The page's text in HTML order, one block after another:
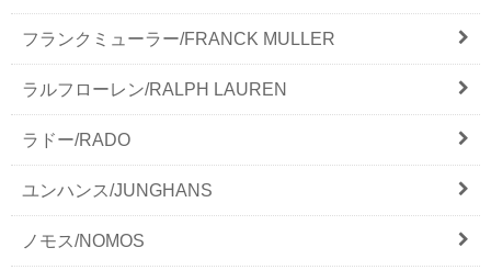
フランクミューラー/FRANCK MULLER
ラルフローレン/RALPH LAUREN
ラドー/RADO
ユンハンス/JUNGHANS
ノモス/NOMOS